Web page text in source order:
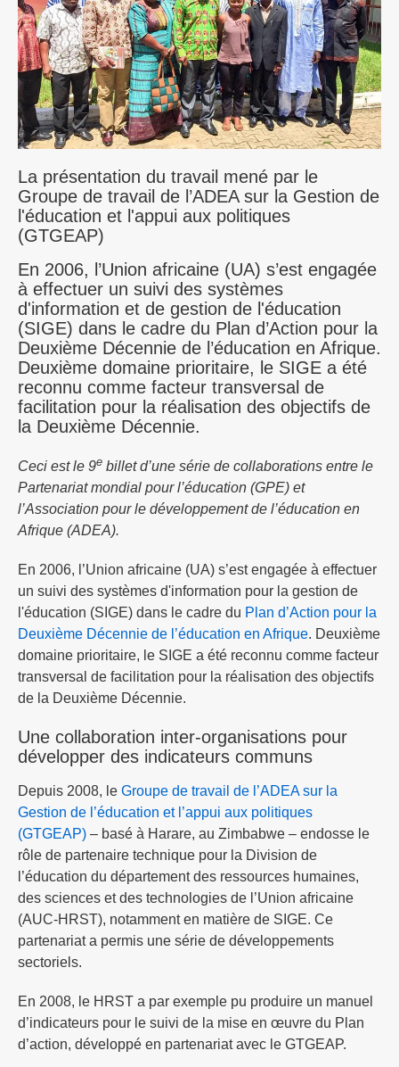
La présentation du travail mené par le
Groupe de travail de l’ADEA sur la Gestion de
l'éducation et l'appui aux politiques
(GTGEAP)
En 2006, l’Union africaine (UA) s’est engagée
à effectuer un suivi des systèmes
d'information et de gestion de l'éducation
(SIGE) dans le cadre du Plan d’Action pour la
Deuxième Décennie de l’éducation en Afrique.
Deuxième domaine prioritaire, le SIGE a été
reconnu comme facteur transversal de
facilitation pour la réalisation des objectifs de
la Deuxième Décennie.
Ceci est le 9e billet d’une série de collaborations entre le
Partenariat mondial pour l’éducation (GPE) et
l’Association pour le développement de l’éducation en
Afrique (ADEA).
En 2006, l’Union africaine (UA) s’est engagée à effectuer
un suivi des systèmes d'information pour la gestion de
l'éducation (SIGE) dans le cadre du Plan d’Action pour la
Deuxième Décennie de l’éducation en Afrique. Deuxième
domaine prioritaire, le SIGE a été reconnu comme facteur
transversal de facilitation pour la réalisation des objectifs
de la Deuxième Décennie.
Une collaboration inter-organisations pour
développer des indicateurs communs
Depuis 2008, le Groupe de travail de l’ADEA sur la
Gestion de l’éducation et l’appui aux politiques
(GTGEAP) – basé à Harare, au Zimbabwe – endosse le
rôle de partenaire technique pour la Division de
l’éducation du département des ressources humaines,
des sciences et des technologies de l’Union africaine
(AUC-HRST), notamment en matière de SIGE. Ce
partenariat a permis une série de développements
sectoriels.
En 2008, le HRST a par exemple pu produire un manuel
d’indicateurs pour le suivi de la mise en œuvre du Plan
d’action, développé en partenariat avec le GTGEAP.